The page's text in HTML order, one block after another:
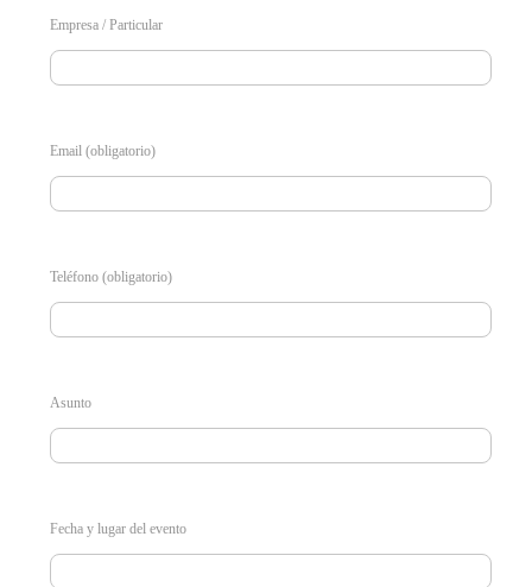
Empresa / Particular
Email (obligatorio)
Teléfono (obligatorio)
Asunto
Fecha y lugar del evento